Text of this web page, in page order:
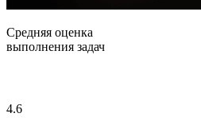
Средняя оценка
выполнения задач
4.6